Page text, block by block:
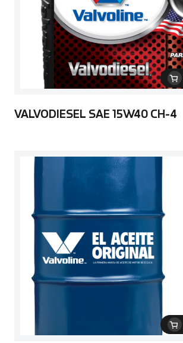
VALVODIESEL SAE 15W40 CH-4